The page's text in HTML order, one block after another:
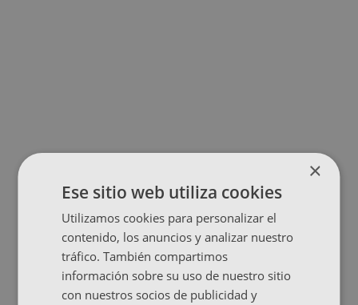
×
Ese sitio web utiliza cookies
Utilizamos cookies para personalizar el
contenido, los anuncios y analizar nuestro
tráfico. También compartimos
información sobre su uso de nuestro sitio
con nuestros socios de publicidad y